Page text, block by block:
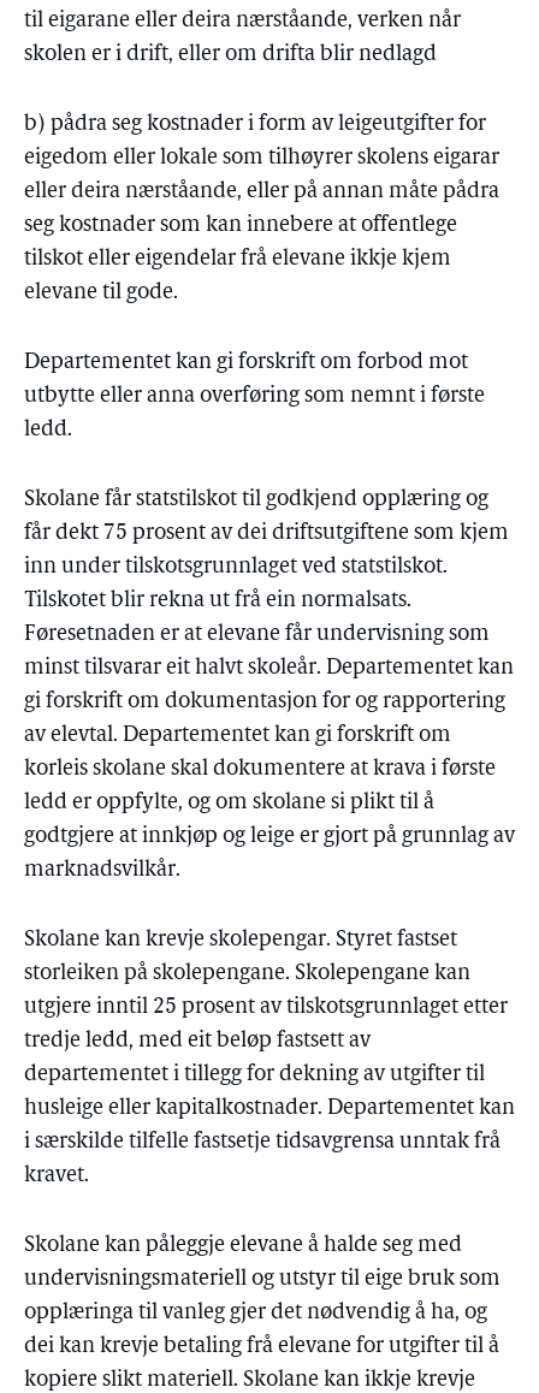
til eigarane eller deira nærståande, verken når
skolen er i drift, eller om drifta blir nedlagd
b) pådra seg kostnader i form av leigeutgifter for
eigedom eller lokale som tilhøyrer skolens eigarar
eller deira nærståande, eller på annan måte pådra
seg kostnader som kan innebere at offentlege
tilskot eller eigendelar frå elevane ikkje kjem
elevane til gode.
Departementet kan gi forskrift om forbod mot
utbytte eller anna overføring som nemnt i første
ledd.
Skolane får statstilskot til godkjend opplæring og
får dekt 75 prosent av dei driftsutgiftene som kjem
inn under tilskotsgrunnlaget ved statstilskot.
Tilskotet blir rekna ut frå ein normalsats.
Føresetnaden er at elevane får undervisning som
minst tilsvarar eit halvt skoleår. Departementet kan
gi forskrift om dokumentasjon for og rapportering
av elevtal. Departementet kan gi forskrift om
korleis skolane skal dokumentere at krava i første
ledd er oppfylte, og om skolane si plikt til å
godtgjere at innkjøp og leige er gjort på grunnlag av
marknadsvilkår.
Skolane kan krevje skolepengar. Styret fastset
storleiken på skolepengane. Skolepengane kan
utgjere inntil 25 prosent av tilskotsgrunnlaget etter
tredje ledd, med eit beløp fastsett av
departementet i tillegg for dekning av utgifter til
husleige eller kapitalkostnader. Departementet kan
i særskilde tilfelle fastsetje tidsavgrensa unntak frå
kravet.
Skolane kan påleggje elevane å halde seg med
undervisningsmateriell og utstyr til eige bruk som
opplæringa til vanleg gjer det nødvendig å ha, og
dei kan krevje betaling frå elevane for utgifter til å
kopiere slikt materiell. Skolane kan ikkje krevje